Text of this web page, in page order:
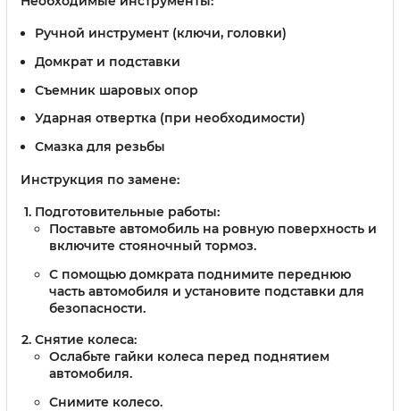
Ручной инструмент (ключи, головки)
Домкрат и подставки
Съемник шаровых опор
Ударная отвертка (при необходимости)
Смазка для резьбы
Инструкция по замене:
Подготовительные работы:
Поставьте автомобиль на ровную поверхность и
включите стояночный тормоз.
С помощью домкрата поднимите переднюю
часть автомобиля и установите подставки для
безопасности.
Снятие колеса:
Ослабьте гайки колеса перед поднятием
автомобиля.
Снимите колесо.